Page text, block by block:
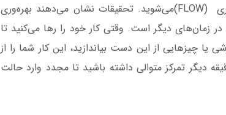
بی‌نظیری از افزایش بهره‌وری به‌نام تچان یا غوطه‌وری (FLOW)می‌شوید. تحقیقات نشان می‌دهند بهره‌وری
زمان‌های دیگر است. وقتی کار خود را رها می‌کنید تا
یا چیزهایی از این دست بیاندازید، این کار شما را از
غوطه‌وری خارج می‌کند. یعنی شما باید 15 دقیقه دیگر تمرکز متوالی داشته باشید تا مجدد وارد حالت